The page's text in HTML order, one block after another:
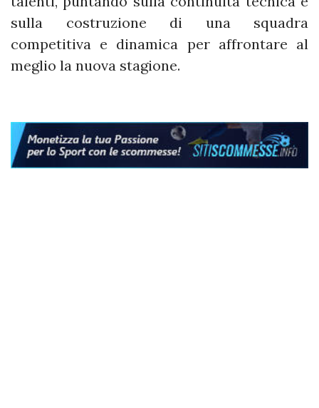
sulla costruzione di una squadra
competitiva e dinamica per affrontare al
meglio la nuova stagione.